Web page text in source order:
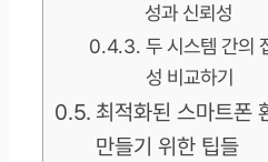
성과 신뢰성
두 시스템 간의
성 비교하기
최적화된 스마트폰
만들기 위한 팁들